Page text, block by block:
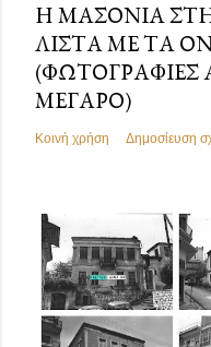
Η ΜΑΣΟΝΊΑ
ΛΊΣΤΑ ΜΕ ΤΑ
ΜΈΓΑΡΟ)
Κοινή χρήση Δημοσίευση